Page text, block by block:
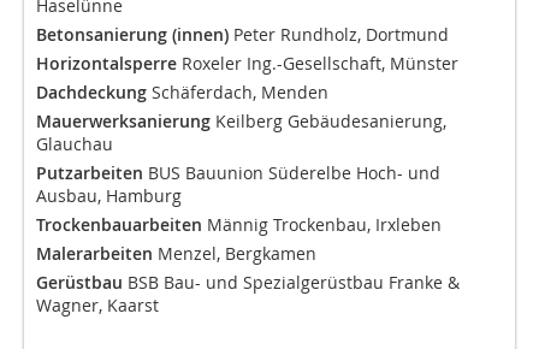
Haselünne
Betonsanierung (innen) Peter Rundholz, Dortmund
Horizontalsperre Roxeler Ing.-Gesellschaft, Münster
Dachdeckung Schäferdach, Menden
Mauerwerksanierung Keilberg Gebäudesanierung,
Glauchau
Putzarbeiten BUS Bauunion Süderelbe Hoch- und
Ausbau, Hamburg
Trockenbauarbeiten Männig Trockenbau, Irxleben
Malerarbeiten Menzel, Bergkamen
Gerüstbau BSB Bau- und Spezialgerüstbau Franke &
Wagner, Kaarst